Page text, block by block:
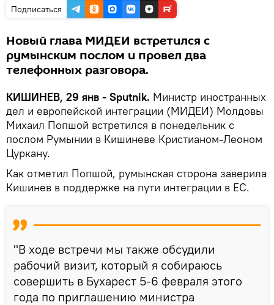
Подписаться
Новый глава МИДЕИ встретился с
румынским послом и провел два
телефонных разговора.
КИШИНЕВ, 29 янв - Sputnik. Министр иностранных
дел и европейской интеграции (МИДЕИ) Молдовы
Михаил Попшой встретился в понедельник с
послом Румынии в Кишиневе Кристианом-Леоном
Цуркану.
Как отметил Попшой, румынская сторона заверила
Кишинев в поддержке на пути интеграции в ЕС.
"В ходе встречи мы также обсудили
рабочий визит, который я собираюсь
совершить в Бухарест 5-6 февраля этого
года по приглашению министра